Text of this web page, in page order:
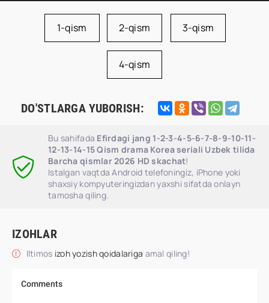
1-qism 2-qism 3-qism
4-qism
DO'STLARGA YUBORISH:
Bu sahifada Efirdagi jang 1-2-3-4-5-6-7-8-9-10-11-
12-13-14-15 Qism drama Korea seriali Uzbek tilida
Barcha qismlar 2026 HD skachat!
Istalgan vaqtda Android telefoningiz, iPhone yoki
shaxsiy kompyuteringizdan yaxshi sifatda onlayn
tamosha qiling.
IZOHLAR
Iltimos izoh yozish qoidalariga amal qiling!